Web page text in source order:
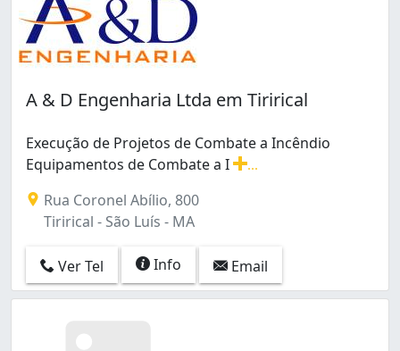
A & D Engenharia Ltda em Tirirical
Execução de Projetos de Combate a Incêndio
Equipamentos de Combate a I
Rua Coronel Abílio, 800
Tirirical - São Luís - MA
Ver Tel Info Email